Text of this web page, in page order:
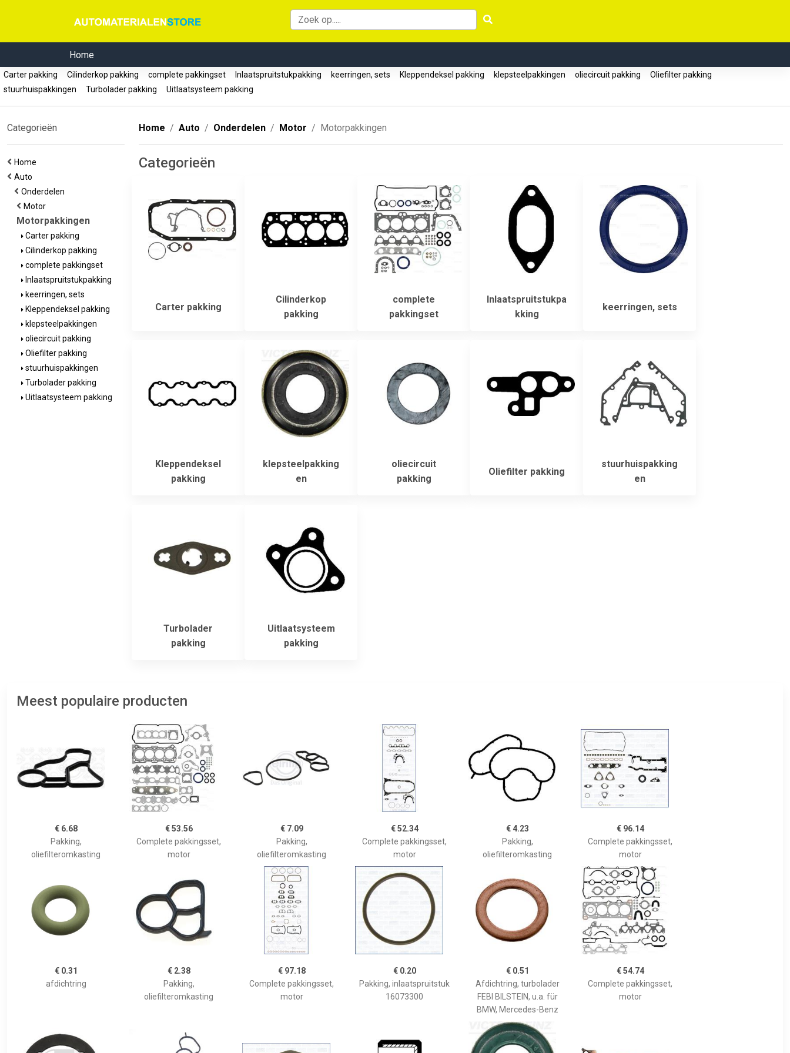
Home
Carter pakking Cilinderkop pakking complete pakkingset Inlaatspruitstukpakking keerringen, sets Kleppendeksel pakking klepsteelpakkingen oliecircuit pakking
Oliefilter pakking
stuurhuispakkingen
Turbolader pakking Uitlaatsysteem pakking
Categorieën
Home
Auto
Onderdelen
Motor
Motorpakkingen
Carter pakking
Cilinderkop pakking
complete pakkingset
Inlaatspruitstukpakking
keerringen, sets
Kleppendeksel pakking
klepsteelpakkingen
oliecircuit pakking
Oliefilter pakking
stuurhuispakkingen
Turbolader pakking
Uitlaatsysteem pakking
Home Auto Onderdelen Motor Motorpakkingen
Categorieën
Carter pakking
Cilinderkop
pakking
complete
pakkingset
Inlaatspruitstukpa
kking
keerringen, sets
Kleppendeksel
pakking
klepsteelpakking
en
oliecircuit
pakking
Oliefilter pakking
stuurhuispakking
en
Turbolader
pakking
Uitlaatsysteem
pakking
Meest populaire producten
€ 6.68
Pakking,
oliefilteromkasting
€ 53.56
Complete pakkingsset,
motor
€ 7.09
Pakking,
oliefilteromkasting
€ 52.34
Complete pakkingsset,
motor
€ 4.23
Pakking,
oliefilteromkasting
€ 96.14
Complete pakkingsset,
motor
€ 0.31
afdichtring
€ 2.38
Pakking,
oliefilteromkasting
€ 97.18
Complete pakkingsset,
motor
€ 0.20
Pakking, inlaatspruitstuk
16073300
€ 0.51
Afdichtring, turbolader
FEBI BILSTEIN, u.a. für
BMW, Mercedes-Benz
€ 54.74
Complete pakkingsset,
motor